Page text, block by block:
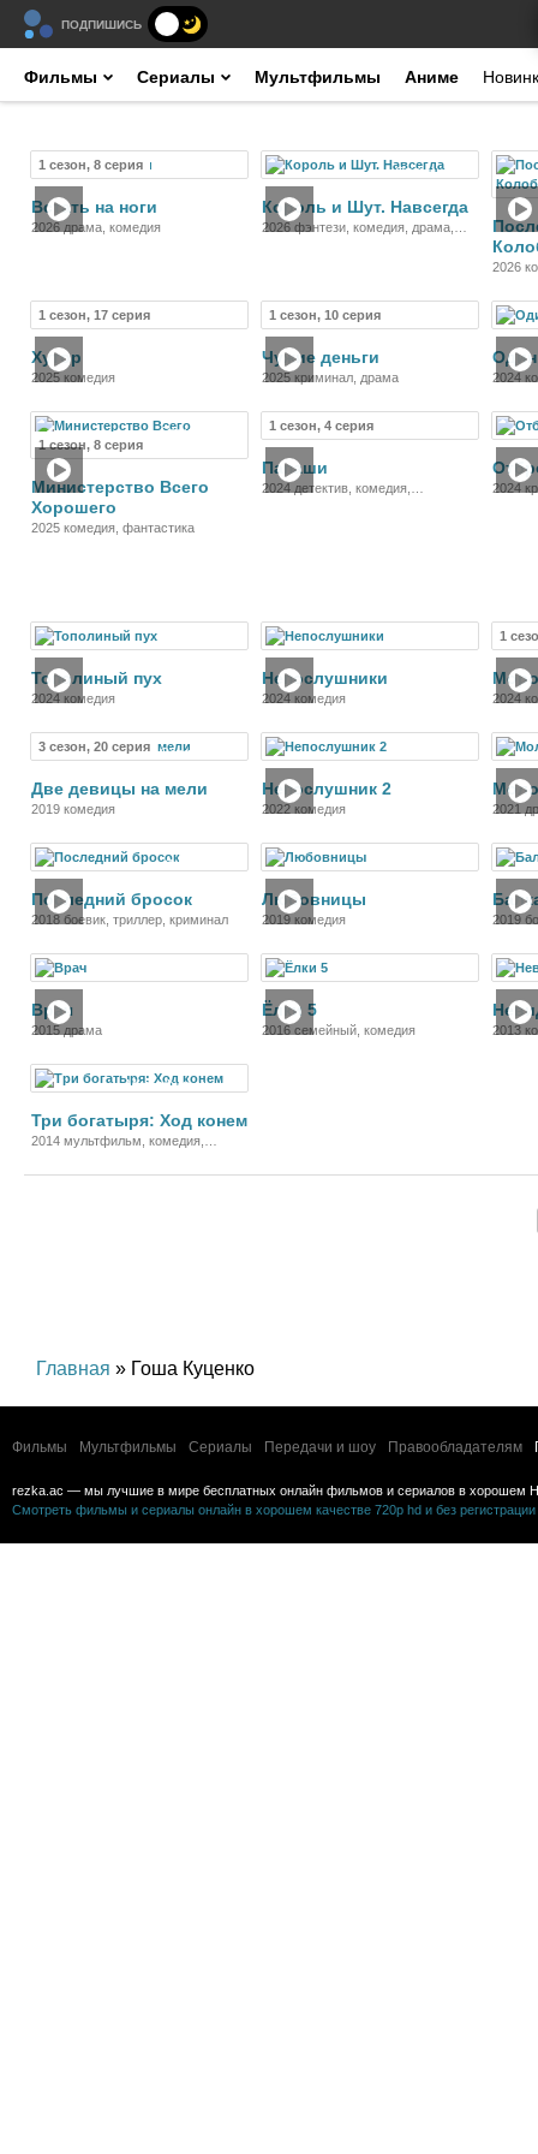
ПОДПИШИСЬ
Фильмы Сериалы Мультфильмы Аниме
1 сезон, 8 серия
Встать на ноги
2026 драма, комедия
Фильм
Король и Шут. Навсегда
2026 фэнтези, комедия, драма,
2026
1 сезон, 17 серия
Хутор
2025 комедия
1 сезон, 10 серия
Чужие деньги
2025 криминал, драма 2024
1 сезон, 8 серия
Сериал
Министерство Всего
Хорошего
2025 комедия, фантастика
1 сезон, 4 серия
Папаши
2024 детектив, комедия,
2024
Тополиный пух
2024 комедия
Непослушники
2024 комедия
1
2024
3 сезон, 20 серия Сериал
Две девицы на мели
2019 комедия
Непослушник 2
2022 комедия 2021
Фильм
Последний бросок
2018 боевик, триллер, криминал
Любовницы
2019 комедия
2019
Врач
2015 драма
Ёлки 5
2016 семейный, комедия 2013
Мультфильм
Три богатыря: Ход конем
2014 мультфильм, комедия,
Главная » Гоша Куценко
Фильмы Мультфильмы Сериалы Передачи и шоу Правообладателям
rezka.ac — мы лучшие в мире бесплатных онлайн фильмов и сериалов в хорошем
Смотреть фильмы и сериалы онлайн в хорошем качестве 720p hd и без